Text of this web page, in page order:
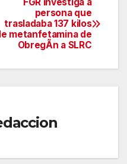
persona que
trasladaba 137 kilos
metanfetamina de
ObregÃn a SLRC